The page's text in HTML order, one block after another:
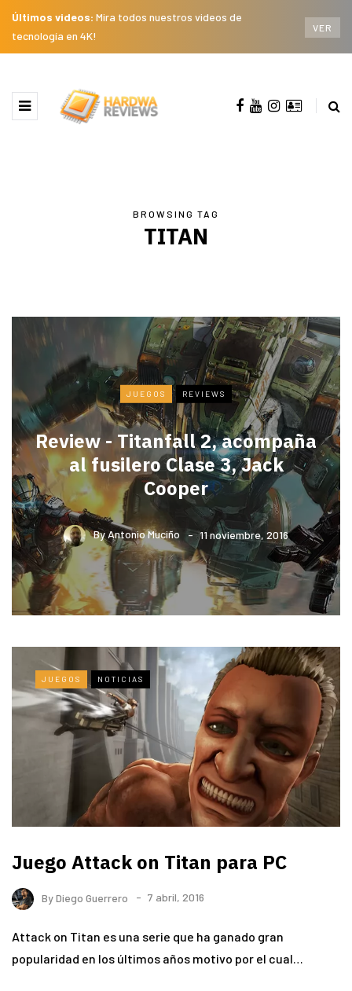
Últimos videos: Mira todos nuestros videos de
tecnología en 4K!
VER
BROWSING TAG
TITAN
JUEGOS REVIEWS
Review - Titanfall 2, acompaña
al fusilero Clase 3, Jack
Cooper
ByAntonio Muciño 11 noviembre, 2016
JUEGOS NOTICIAS
Juego Attack on Titan para PC
ByDiego Guerrero 7 abril, 2016
Attack on Titan es una serie que ha ganado gran
popularidad en los últimos años motivo por el cual…